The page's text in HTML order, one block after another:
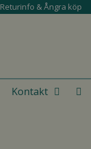
Returinfo & Ångra köp
Kontakt